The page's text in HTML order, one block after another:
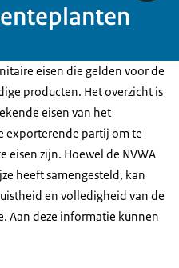
eisen die gelden voor de
producten. Het overzicht is
eisen van het
exporterende partij om te
eisen zijn. Hoewel de NVWA
heeft samengesteld, kan
en volledigheid van de
Aan deze informatie kunnen